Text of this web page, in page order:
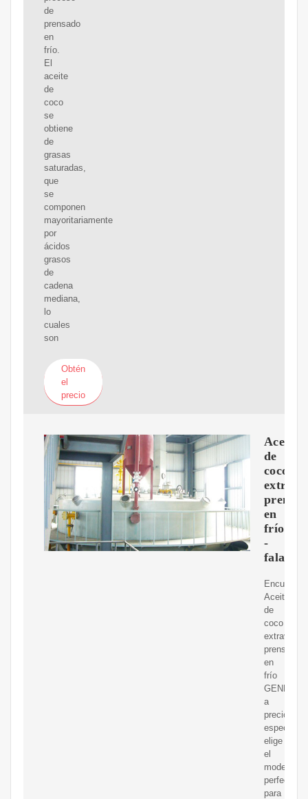
de
prensado
en
frío.
El
aceite
de
coco
se
obtiene
de
grasas
saturadas,
que
se
componen
mayoritariamente
por
ácidos
grasos
de
cadena
mediana,
lo
cuales
son
Obtén
el
precio
Aceite
de
coco
en
frío
-
Encuentra
Aceite
de
coco
extravirgen
prensado
en
frío
a
precios
elige
el
modelo
perfecto
para